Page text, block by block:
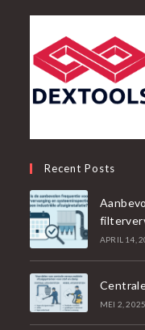
Recent Posts
APRIL 14,
MEI 2, 2025